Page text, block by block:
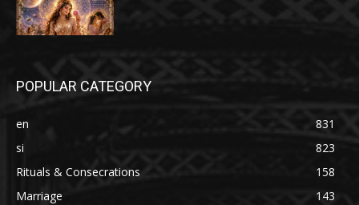
POPULAR CATEGORY
en
831
si
823
Rituals & Consecrations
158
Marriage
143